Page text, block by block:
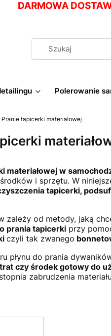
DARMOWA
Polerowanie
Pranie tapicerki materiałowej
materiałowej w
i sprzętu. W
tapicerki,
zależy od metody, jaką
prania tapicerki przy
czyli tak zwanego
płynu do prania
czy środek gotowy do
zabrudzenia